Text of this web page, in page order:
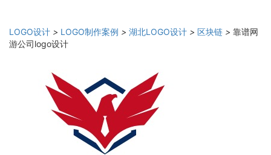
LOGO设计 > LOGO制作案例 > 湖北LOGO设计 > 区块链 > 靠谱网
游公司logo设计